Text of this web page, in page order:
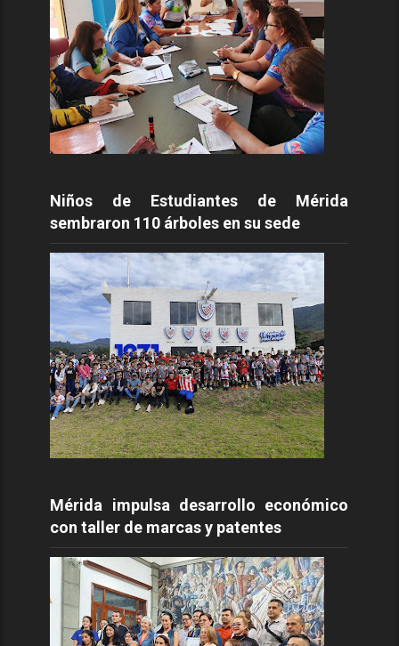
Niños de Estudiantes de Mérida
sembraron 110 árboles en su sede
Mérida impulsa desarrollo económico
con taller de marcas y patentes